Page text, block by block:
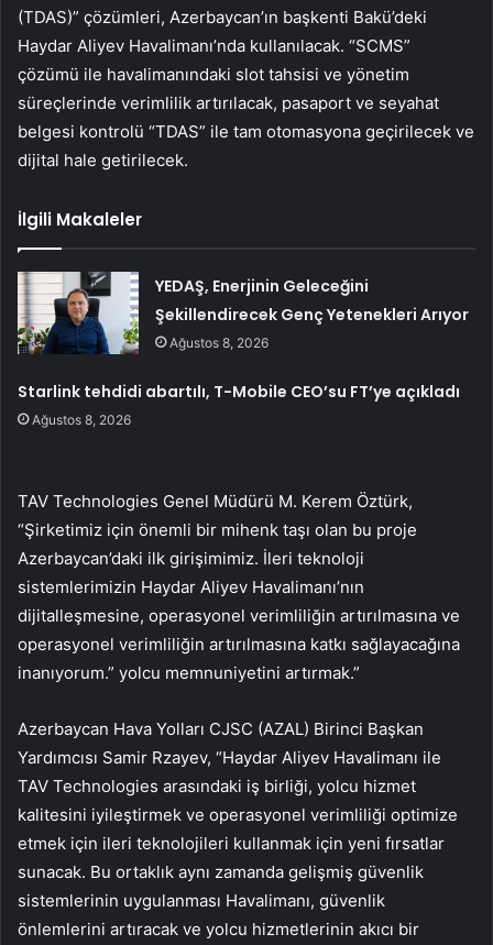
(TDAS)” çözümleri, Azerbaycan’ın başkenti Bakü’deki
Haydar Aliyev Havalimanı’nda kullanılacak. “SCMS”
çözümü ile havalimanındaki slot tahsisi ve yönetim
süreçlerinde verimlilik artırılacak, pasaport ve seyahat
belgesi kontrolü “TDAS” ile tam otomasyona geçirilecek ve
dijital hale getirilecek.
İlgili Makaleler
YEDAŞ, Enerjinin Geleceğini
Şekillendirecek Genç Yetenekleri Arıyor
Ağustos 8, 2026
Starlink tehdidi abartılı, T-Mobile CEO’su FT’ye açıkladı
Ağustos 8, 2026
TAV Technologies Genel Müdürü M. Kerem Öztürk,
“Şirketimiz için önemli bir mihenk taşı olan bu proje
Azerbaycan’daki ilk girişimimiz. İleri teknoloji
sistemlerimizin Haydar Aliyev Havalimanı’nın
dijitalleşmesine, operasyonel verimliliğin artırılmasına ve
operasyonel verimliliğin artırılmasına katkı sağlayacağına
inanıyorum.” yolcu memnuniyetini artırmak.”
Azerbaycan Hava Yolları CJSC (AZAL) Birinci Başkan
Yardımcısı Samir Rzayev, “Haydar Aliyev Havalimanı ile
TAV Technologies arasındaki iş birliği, yolcu hizmet
kalitesini iyileştirmek ve operasyonel verimliliği optimize
etmek için ileri teknolojileri kullanmak için yeni fırsatlar
sunacak. Bu ortaklık aynı zamanda gelişmiş güvenlik
sistemlerinin uygulanması Havalimanı, güvenlik
önlemlerini artıracak ve yolcu hizmetlerinin akıcı bir